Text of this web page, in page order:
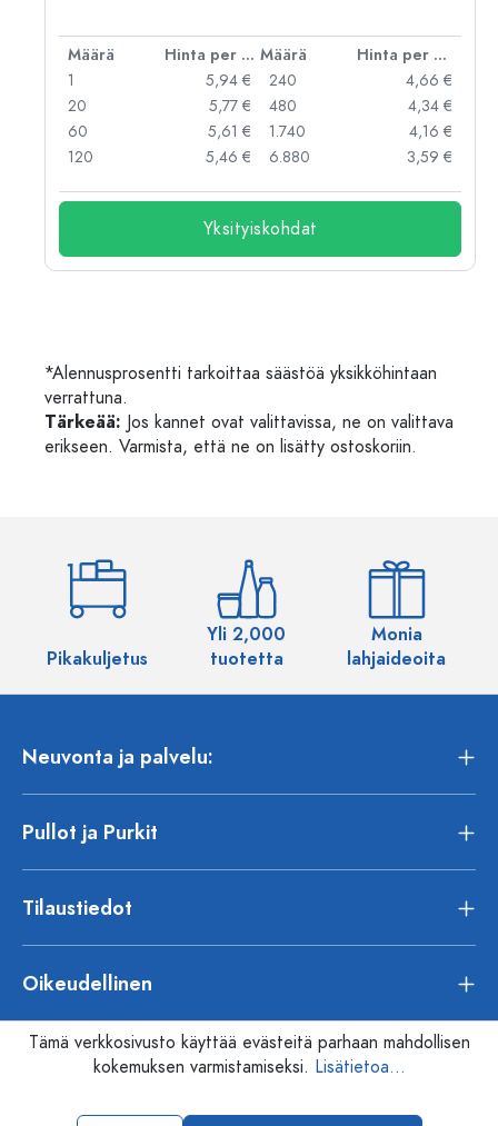
Määrä Hinta per kpl Määrä
Hinta per kpl
1
5,94 €
20
5,77 €
60
5,61 €
120
5,46 €
240
4,66 €
480
4,34 €
1.740
4,16 €
6.880
3,59 €
Yksityiskohdat
*Alennusprosentti tarkoittaa säästöä yksikköhintaan
verrattuna.
Tärkeää: Jos kannet ovat valittavissa, ne on valittava
erikseen. Varmista, että ne on lisätty ostoskoriin.
Pikakuljetus
Yli 2,000
tuotetta
Monia
lahjaideoita
Neuvonta ja palvelu:
Pullot ja Purkit
Tilaustiedot
Oikeudellinen
Tämä verkkosivusto käyttää evästeitä parhaan mahdollisen
kokemuksen varmistamiseksi. Lisätietoa...